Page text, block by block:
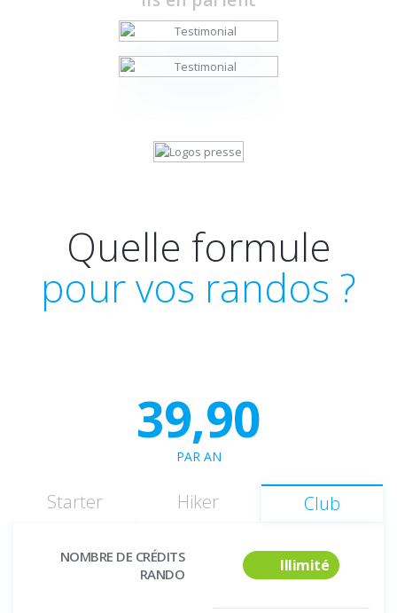
Quelle formule
pour vos randos ?
39,90
PAR AN
Starter Hiker Club
NOMBRE DE CRÉDITS
RANDO
Illimité